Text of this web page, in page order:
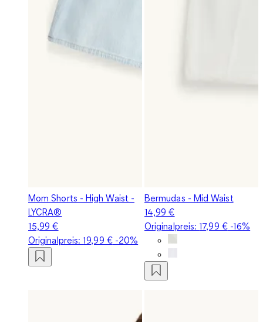
Mom Shorts - High Waist -
LYCRA®
15,99 €
Originalpreis:19,99 €-20%
Bermudas - Mid Waist
14,99 €
Originalpreis:17,99 €-16%